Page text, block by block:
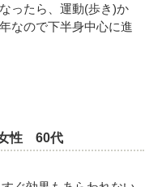
ったら、運動(歩き)か
なので下半身中心に進
性 60代